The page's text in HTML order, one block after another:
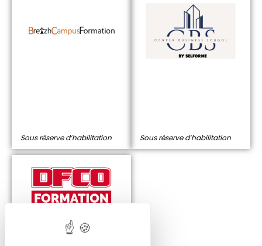
Sous réserve d’habilitation Sous réserve d’habilitation